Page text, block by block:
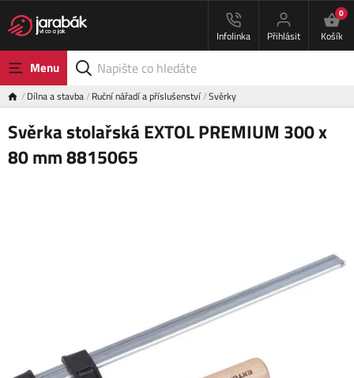
Infolinka Přihlásit
0
Košík
Menu
Dílna a stavba Ruční nářadí a příslušenství Svěrky
Svěrka stolařská EXTOL PREMIUM 300 x
80 mm 8815065